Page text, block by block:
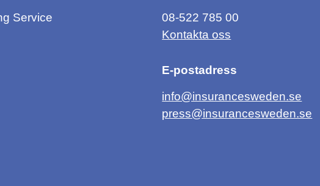
Service
08-522 785 00
Kontakta oss
E-postadress
info@insurancesweden.se
press@insurancesweden.se